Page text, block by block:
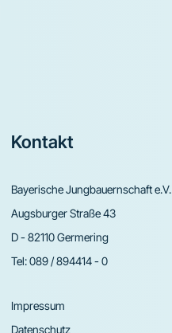
Footer
Kontakt
Bayerische Jungbauernschaft e.V.
Augsburger Straße 43
D - 82110 Germering
Tel:089 / 894414 - 0
Impressum
Datenschutz